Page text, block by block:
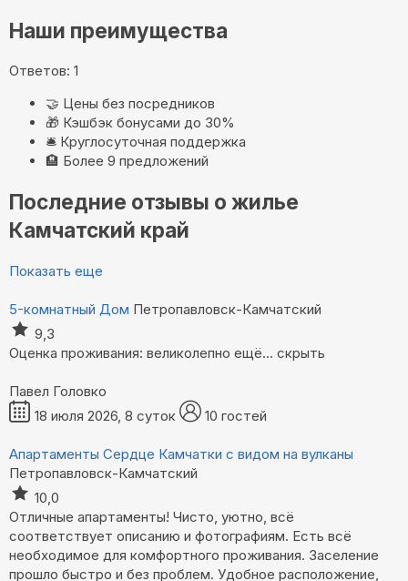
Наши преимущества
Ответов: 1
🤝 Цены без посредников
🎁 Кэшбэк бонусами до 30%
🛎️ Круглосуточная поддержка
🏨 Более 9 предложений
Последние отзывы о жилье
Камчатский край
Показать еще
5-комнатный Дом Петропавловск-Камчатский
9,3
Оценка проживания: великолепно ещё... скрыть
Павел Головко
18 июля 2026, 8 суток
10 гостей
Апартаменты Сердце Камчатки с видом на вулканы
Петропавловск-Камчатский
10,0
Отличные апартаменты! Чисто, уютно, всё
соответствует описанию и фотографиям. Есть всё
необходимое для комфортного проживания. Заселение
прошло быстро и без проблем. Удобное расположение,